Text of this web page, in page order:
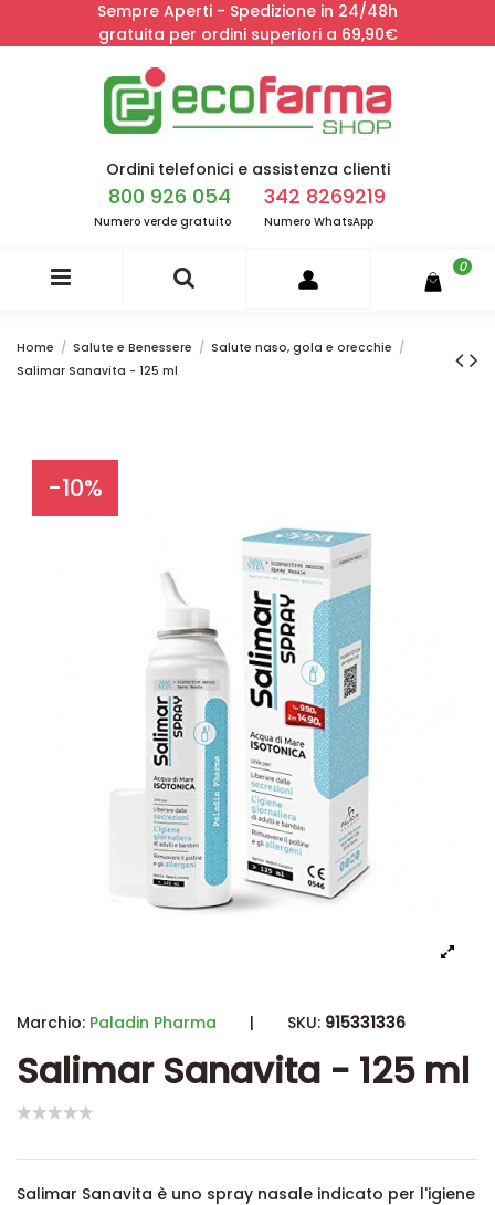
Sempre Aperti - Spedizione in 24/48h
gratuita per ordini superiori a 69,90€
Ordini telefonici e assistenza clienti
800 926 054
Numero verde gratuito
342 8269219
Numero WhatsApp
0
Home Salute e Benessere
Salute naso, gola e orecchie
Salimar Sanavita - 125 ml
-10%
Marchio: Paladin Pharma | SKU: 915331336
Salimar Sanavita - 125 ml
Salimar Sanavita è uno spray nasale indicato per l'igiene